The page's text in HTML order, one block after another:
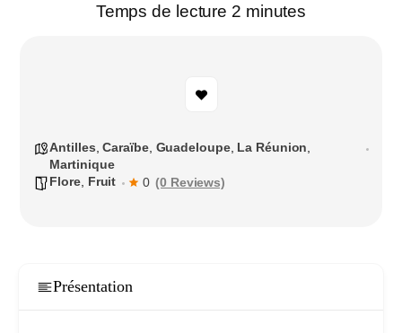
Temps de lecture 2 minutes
Antilles ,Caraïbe, Guadeloupe, La Réunion
Martinique
Flore, Fruit 0 (0 Reviews)
Présentation